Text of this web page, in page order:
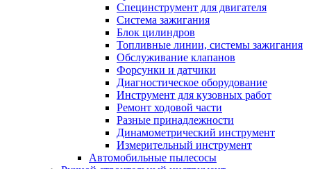
Специнструмент для двигателя
Система зажигания
Блок цилиндров
Топливные линии, системы зажигания
Обслуживание клапанов
Форсунки и датчики
Диагностическое оборудование
Инструмент для кузовных работ
Ремонт ходовой части
Разные принадлежности
Динамометрический инструмент
Измерительный инструмент
Автомобильные пылесосы